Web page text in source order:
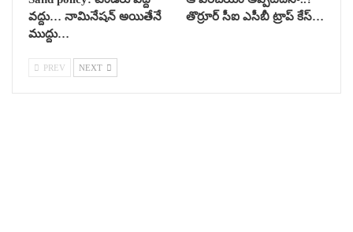
వద్దు… నామినేషన్ అయితేనే
ముద్దు…
తొర్రూర్ సీఐ ఎసీబీ ట్రాప్ కేస్…
PREV NEXT